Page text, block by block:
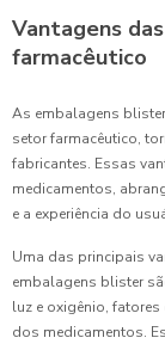
Vantagens
farmacêutico
As embalagens
setor farmacêutico,
fabricantes. Essas
medicamentos,
e a experiência do
Uma das principais
embalagens blister
luz e oxigênio,
dos medicamentos.